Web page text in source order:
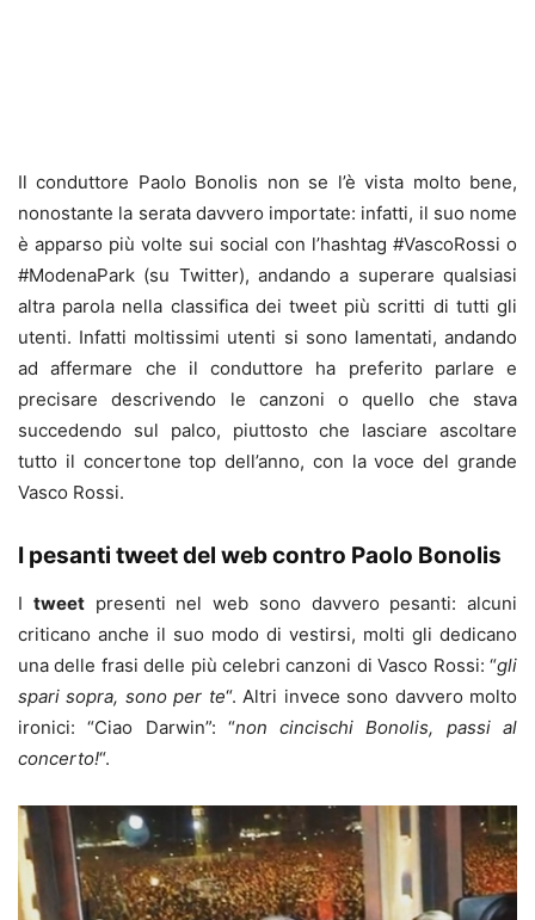
Il conduttore Paolo Bonolis non se l’è vista molto bene,
nonostante la serata davvero importate: infatti, il suo nome
è apparso più volte sui social con l’hashtag #VascoRossi o
#ModenaPark (su Twitter), andando a superare qualsiasi
altra parola nella classifica dei tweet più scritti di tutti gli
utenti. Infatti moltissimi utenti si sono lamentati, andando
ad affermare che il conduttore ha preferito parlare e
precisare descrivendo le canzoni o quello che stava
succedendo sul palco, piuttosto che lasciare ascoltare
tutto il concertone top dell’anno, con la voce del grande
Vasco Rossi.
I pesanti tweet del web contro Paolo Bonolis
I tweetpresenti nel web sono davvero pesanti: alcuni
criticano anche il suo modo di vestirsi, molti gli dedicano
una delle frasi delle più celebri canzoni di Vasco Rossi: “gli
spari sopra, sono per te“. Altri invece sono davvero molto
ironici: “Ciao Darwin”: “non cincischi Bonolis, passi al
concerto!“.